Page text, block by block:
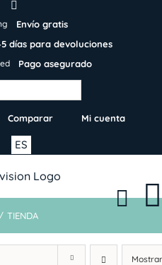
Envío gratis
días para devoluciones
Pago asegurado
Comparar Mi cuenta
ES
/ TIENDA